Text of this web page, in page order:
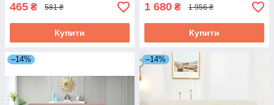
465 ₴ 581 ₴
Купити
1 680 ₴ 1 956 ₴
Купити
–14% –14%